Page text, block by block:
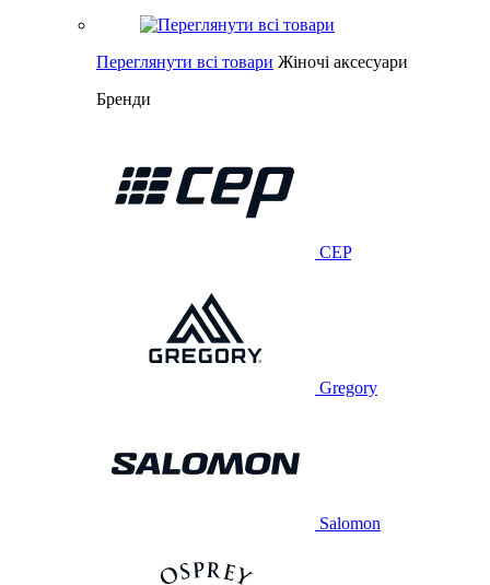
Переглянути всі товари Жіночі аксесуари
Бренди
CEP
Gregory
Salomon